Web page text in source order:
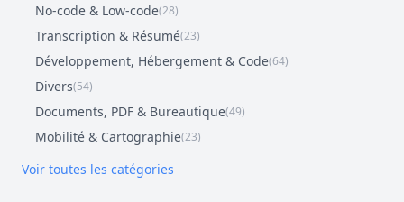
No-code & Low-code(28)
Transcription & Résumé(23)
Développement, Hébergement & Code(64)
Divers(54)
Documents, PDF & Bureautique(49)
Mobilité & Cartographie(23)
Voir toutes les catégories